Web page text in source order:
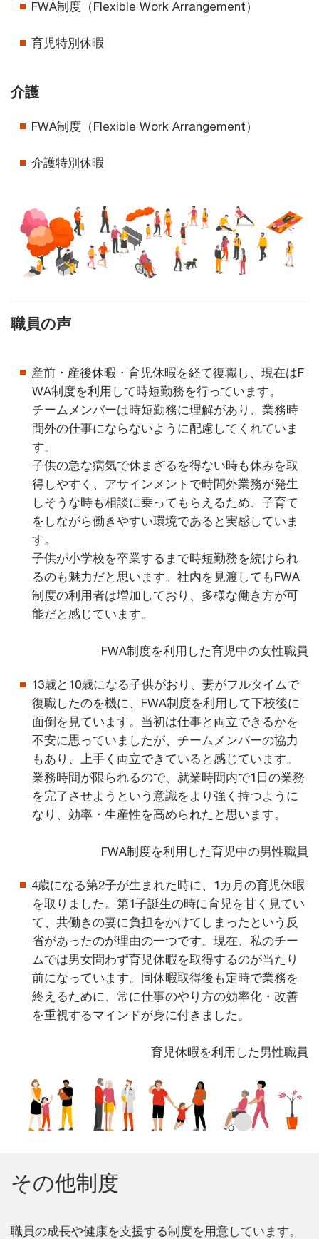
FWA制度（Flexible Work Arrangement）
育児特別休暇
介護
FWA制度（Flexible Work Arrangement）
介護特別休暇
職員の声
産前・産後休暇・育児休暇を経て復職し、現在はF
WA制度を利用して時短勤務を行っています。
チームメンバーは時短勤務に理解があり、業務時
間外の仕事にならないように配慮してくれていま
す。
子供の急な病気で休まざるを得ない時も休みを取
得しやすく、アサインメントで時間外業務が発生
しそうな時も相談に乗ってもらえるため、子育て
をしながら働きやすい環境であると実感していま
す。
子供が小学校を卒業するまで時短勤務を続けられ
るのも魅力だと思います。社内を見渡してもFWA
制度の利用者は増加しており、多様な働き方が可
能だと感じています。
FWA制度を利用した育児中の女性職員
13歳と10歳になる子供がおり、妻がフルタイムで
復職したのを機に、FWA制度を利用して下校後に
面倒を見ています。当初は仕事と両立できるかを
不安に思っていましたが、チームメンバーの協力
もあり、上手く両立できていると感じています。
業務時間が限られるので、就業時間内で1日の業務
を完了させようという意識をより強く持つように
なり、効率・生産性を高められたと思います。
FWA制度を利用した育児中の男性職員
4歳になる第2子が生まれた時に、1カ月の育児休暇
を取りました。第1子誕生の時に育児を甘く見てい
て、共働きの妻に負担をかけてしまったという反
省があったのが理由の一つです。現在、私のチー
ムでは男女問わず育児休暇を取得するのが当たり
前になっています。同休暇取得後も定時で業務を
終えるために、常に仕事のやり方の効率化・改善
を重視するマインドが身に付きました。
育児休暇を利用した男性職員
その他制度
職員の成長や健康を支援する制度を用意しています。